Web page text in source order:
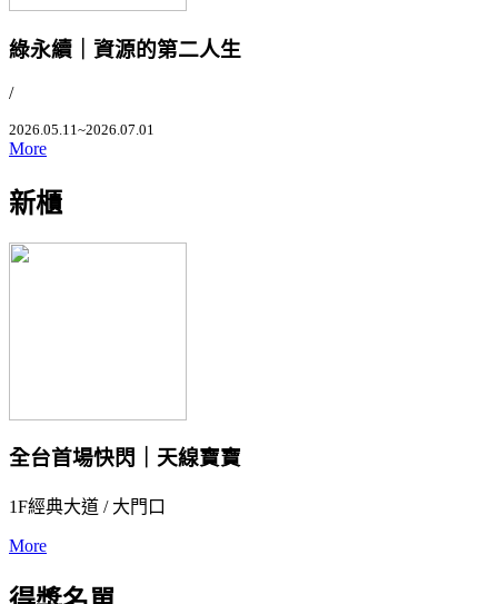
綠永續｜資源的第二人生
/
2026.05.11~2026.07.01
More
新櫃
全台首場快閃｜天線寶寶
1F經典大道 / 大門口
More